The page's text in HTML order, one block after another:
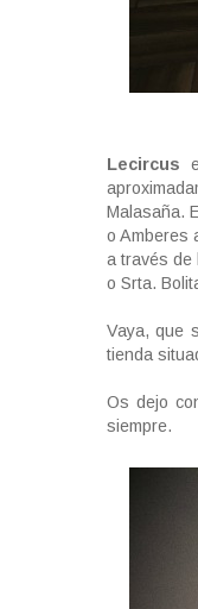
Lecircus
Malasaña.
o Amberes
a través de
o Srta.
Vaya, que
tienda
Os dejo
siempre.